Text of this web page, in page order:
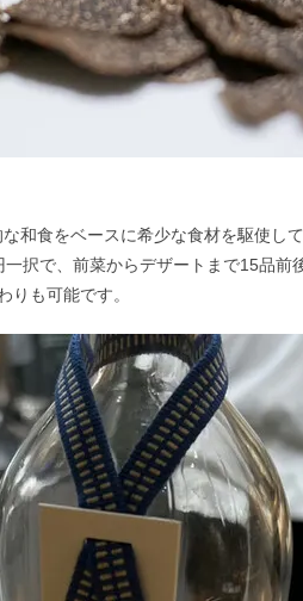
和食をベースに希少な食材を駆使し
択で、前菜からデザートまで15品前
りも可能です。